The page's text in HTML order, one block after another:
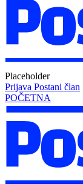
Placeholder
Prijava Postani član
POČETNA